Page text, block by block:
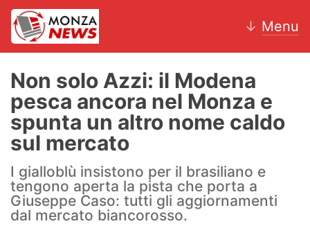
↓ Menu
News
AC Monza
Calcio
Motori
Non solo Azzi: il Modena
pesca ancora nel Monza e
spunta un altro nome caldo
sul mercato
I gialloblù insistono per il brasiliano e
tengono aperta la pista che porta a
Giuseppe Caso: tutti gli aggiornamenti
dal mercato biancorosso.